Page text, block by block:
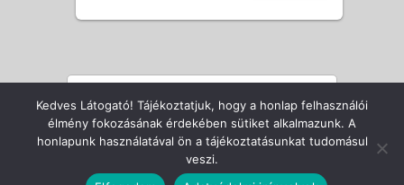
Copyright © Zenecentrum Kft., All Rights Reserved
Kedves Látogató! Tájékoztatjuk, hogy a honlap felhasználói
élmény fokozásának érdekében sütiket alkalmazunk. A
honlapunk használatával ön a tájékoztatásunkat tudomásul
veszi.